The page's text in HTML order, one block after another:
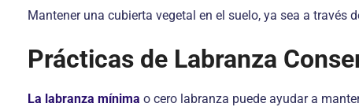
Mantener una cubierta vegetal en el suelo, ya sea a
Prácticas de Labranza
La labranza mínima o cero labranza puede ayudar a